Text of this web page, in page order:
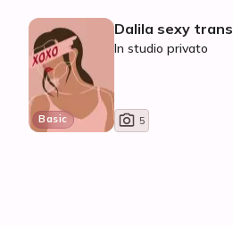
Basic
Dalila sexy trans
In studio privato
5